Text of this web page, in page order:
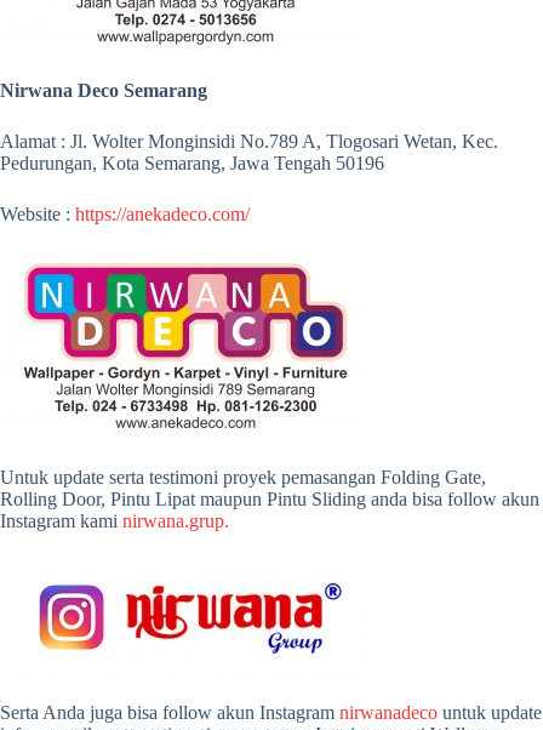
Nirwana Deco Semarang
Alamat : Jl. Wolter Monginsidi No.789 A, Tlogosari Wetan, Kec.
Pedurungan, Kota Semarang, Jawa Tengah 50196
Website : https://anekadeco.com/
Untuk update serta testimoni proyek pemasangan Folding Gate,
Rolling Door, Pintu Lipat maupun Pintu Sliding anda bisa follow akun
Instagram kami nirwana.grup.
Serta Anda juga bisa follow akun Instagram nirwanadeco untuk update